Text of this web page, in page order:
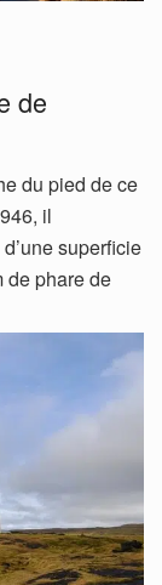
de
du pied de ce
il
superficie
de phare de